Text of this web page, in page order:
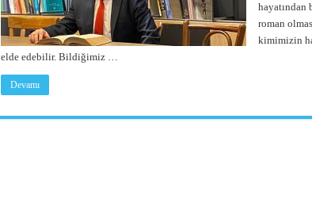
hayatından
roman
kimimizin
elde edebilir. Bildiğimiz …
Devamı